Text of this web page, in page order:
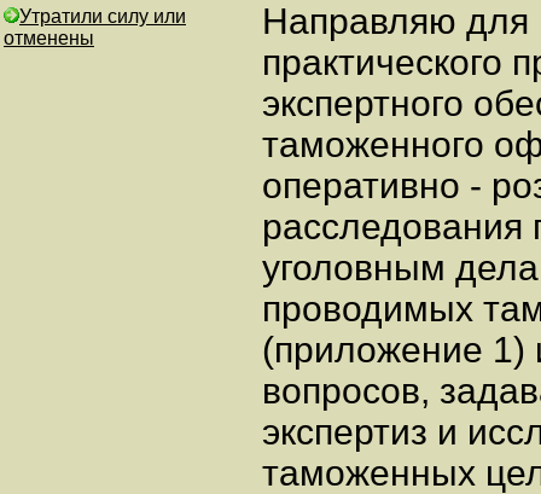
Утратили силу или
отменены
Направляю для
практического
экспертного
таможенного
оперативно -
уголовным
проводимых
(приложение 1)
вопросов,
экспертиз и
таможенных